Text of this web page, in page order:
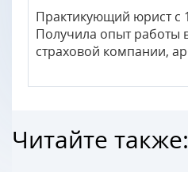
Практикующий юрист с
Получила опыт работы
страховой компании,
Читайте также: